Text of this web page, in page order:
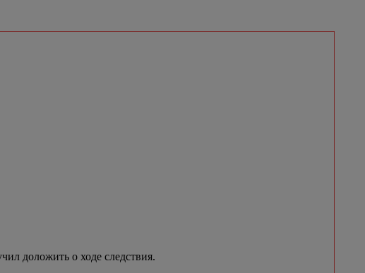
доложить о ходе следствия.